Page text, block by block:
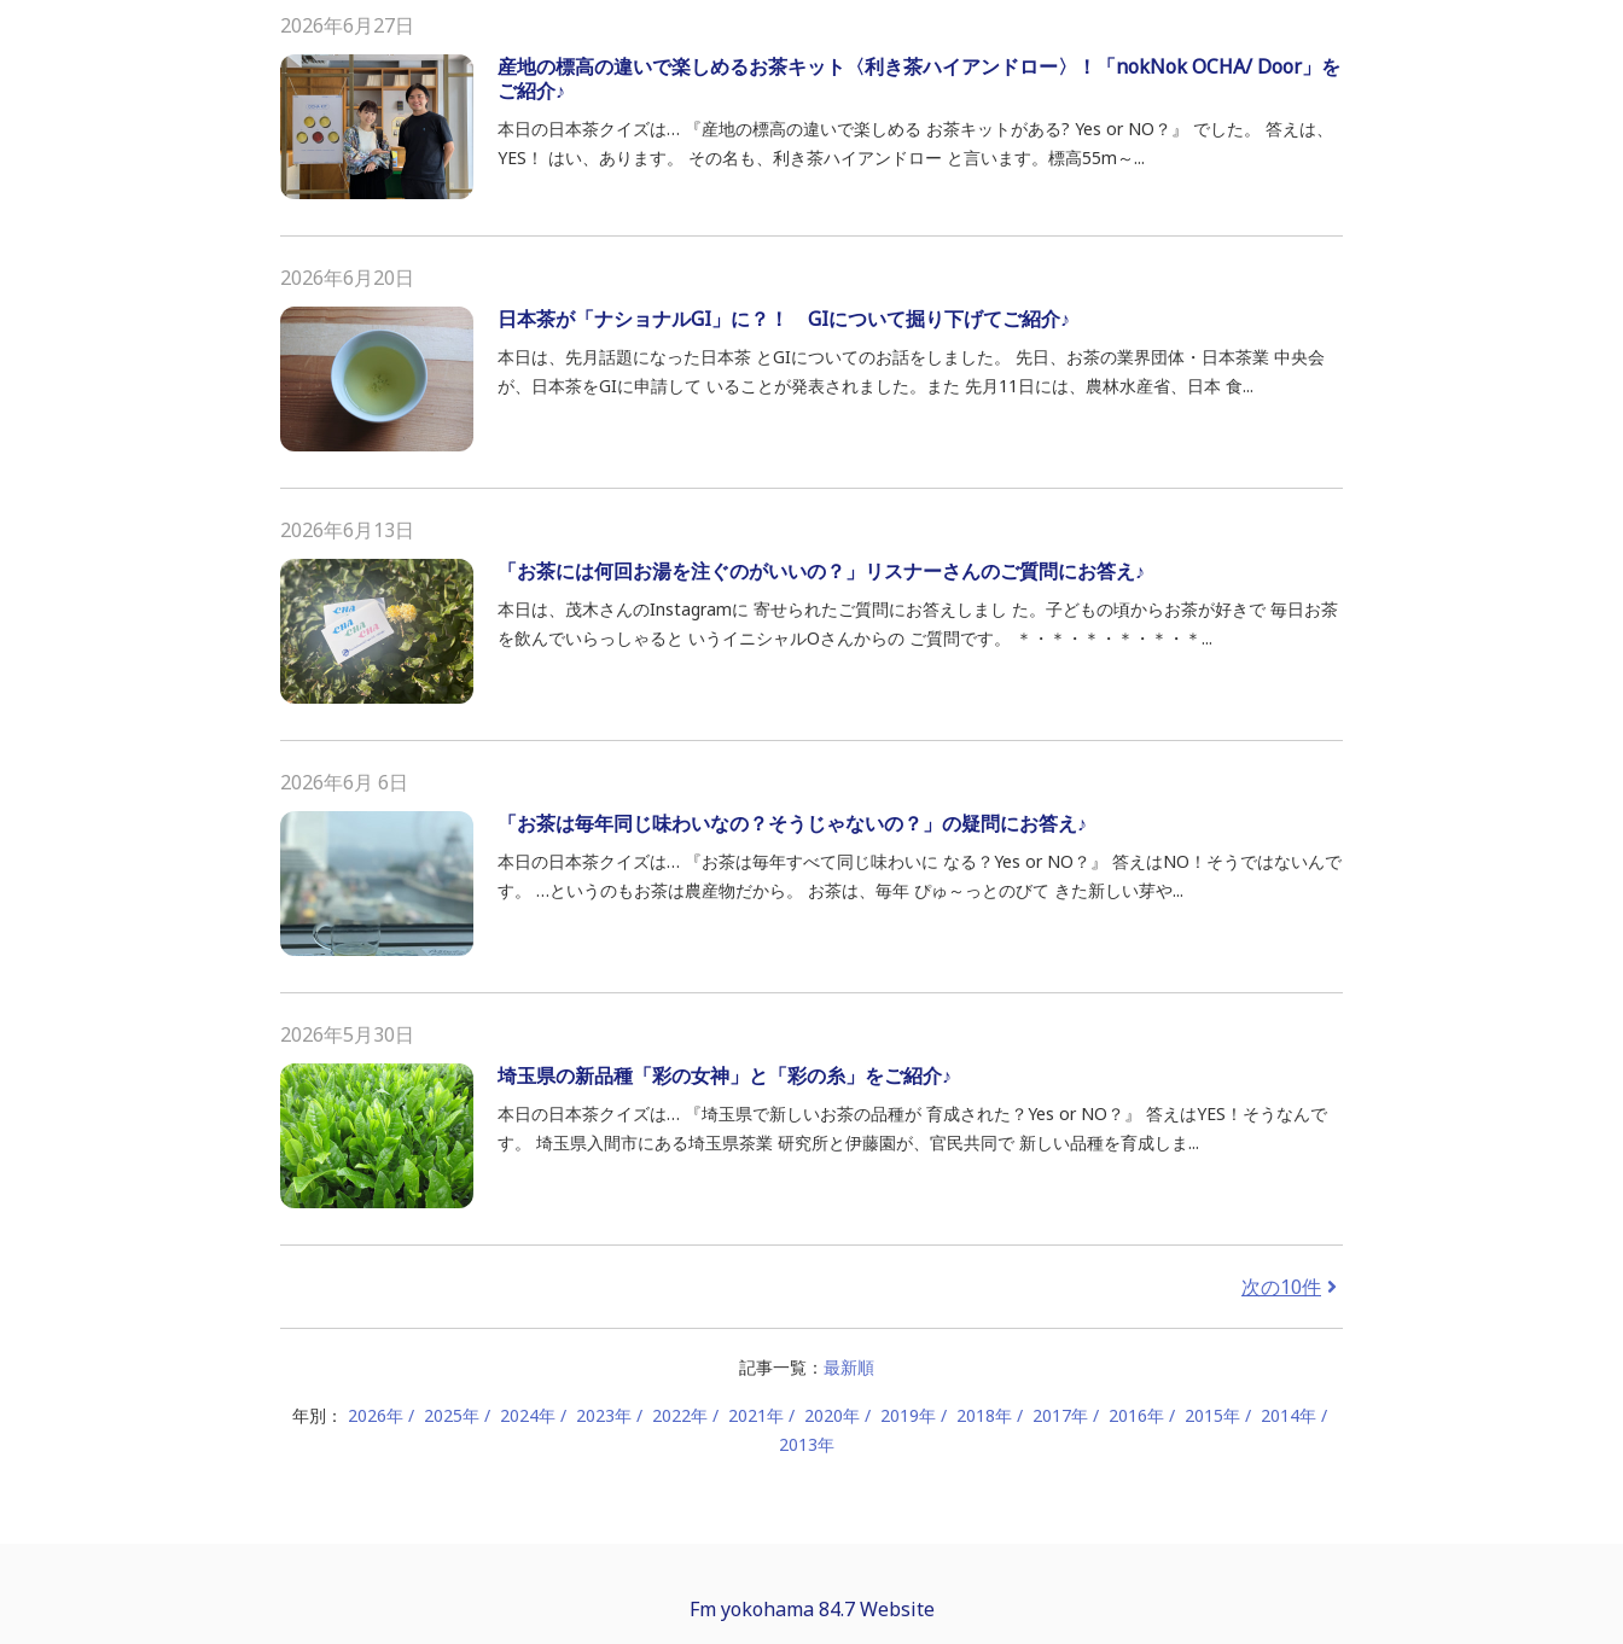
2026年6月27日
産地の標高の違いで楽しめるお茶キット〈利き茶ハイアンドロー〉！「nokNok OCHA/ Door」を
ご紹介♪
本日の日本茶クイズは… 『産地の標高の違いで楽しめる お茶キットがある? Yes or NO？』 でした。 答えは、
YES！ はい、あります。 その名も、利き茶ハイアンドロー と言います。標高55m～...
2026年6月20日
日本茶が「ナショナルGI」に？！ GIについて掘り下げてご紹介♪
本日は、先月話題になった日本茶 とGIについてのお話をしました。 先日、お茶の業界団体・日本茶業 中央会
が、日本茶をGIに申請して いることが発表されました。また 先月11日には、農林水産省、日本 食...
2026年6月13日
「お茶には何回お湯を注ぐのがいいの？」リスナーさんのご質問にお答え♪
本日は、茂木さんのInstagramに 寄せられたご質問にお答えしまし た。子どもの頃からお茶が好きで 毎日お茶
を飲んでいらっしゃると いうイニシャルOさんからの ご質問です。 ＊・＊・＊・＊・＊・＊...
2026年6月 6日
「お茶は毎年同じ味わいなの？そうじゃないの？」の疑問にお答え♪
本日の日本茶クイズは… 『お茶は毎年すべて同じ味わいに なる？Yes or NO？』 答えはNO！そうではないんで
す。 …というのもお茶は農産物だから。 お茶は、毎年 ぴゅ～っとのびて きた新しい芽や...
2026年5月30日
埼玉県の新品種「彩の女神」と「彩の糸」をご紹介♪
本日の日本茶クイズは… 『埼玉県で新しいお茶の品種が 育成された？Yes or NO？』 答えはYES！そうなんで
す。 埼玉県入間市にある埼玉県茶業 研究所と伊藤園が、官民共同で 新しい品種を育成しま...
次の10件
記事一覧： 最新順
年別： 2026年 2025年 2024年 2023年 2022年 2021年 2020年 2019年 2018年 2017年 2016年 2015年
2014年
2013年
Fm yokohama 84.7 Website